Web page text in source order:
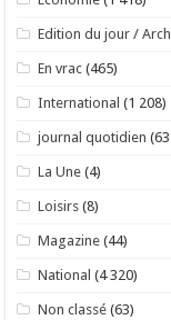
Edition du jour /
En vrac (465)
International (1 208)
journal quotidien
La Une (4)
Loisirs (8)
Magazine (44)
National (4 320)
Non classé (63)